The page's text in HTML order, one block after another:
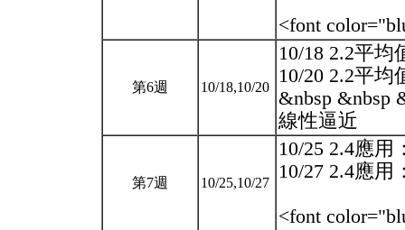
<font
第6週 10/18,10/20
10/18 2.2平均
10/20 2.2平均
&nbsp &nbsp
線性逼近
第7週 10/25,10/27
10/25 2.4應用
10/27 2.4應用
<font